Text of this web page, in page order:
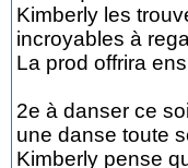
Kimberly les
incroyables à
La prod offrira
2e à danser ce
une danse toute
Kimberly pense